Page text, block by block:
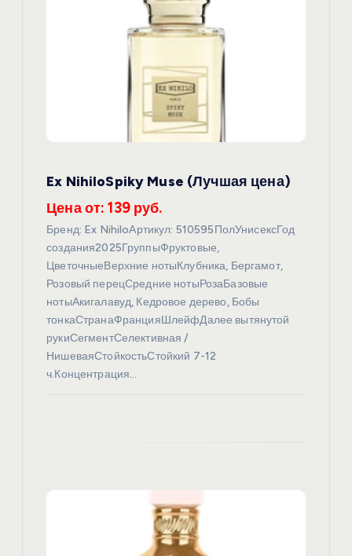
Ex NihiloSpiky Muse (Лучшая цена)
Цена от: 139 руб.
Бренд: Ex NihiloАртикул: 510595ПолУнисексГод
создания2025ГруппыФруктовые,
ЦветочныеВерхние нотыКлубника, Бергамот,
Розовый перецСредние нотыРозаБазовые
нотыАкигалавуд, Кедровое дерево, Бобы
тонкаСтранаФранцияШлейфДалее вытянутой
рукиСегментСелективная /
НишеваяСтойкостьСтойкий 7-12
ч.Концентрация…